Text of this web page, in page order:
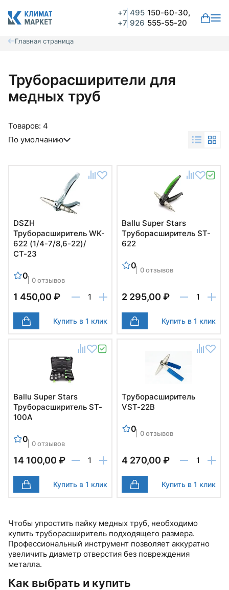
+7 495 150-60-30,
+7 926 555-55-20
Главная страница
Труборасширители для
медных труб
Товаров: 4
По умолчанию
DSZH
Труборасширитель WK-
622 (1/4-7/8,6-22)/
СТ-23
0 0 отзывов
1 450,00 ₽
Купить в 1 клик
Ballu Super Stars
Труборасширитель ST-
622
0 0 отзывов
2 295,00 ₽
Купить в 1 клик
Ballu Super Stars
Труборасширитель ST-
100A
0 0 отзывов
14 100,00 ₽
Купить в 1 клик
Труборасширитель
VST-22В
0 0 отзывов
4 270,00 ₽
Купить в 1 клик
Чтобы упростить пайку медных труб, необходимо
купить труборасширитель подходящего размера.
Профессиональный инструмент позволяет аккуратно
увеличить диаметр отверстия без повреждения
металла.
Как выбрать и купить